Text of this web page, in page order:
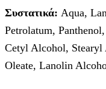
Συστατικά: Aqua,
Petrolatum,
Cetyl Alcohol,
Oleate, Lanolin